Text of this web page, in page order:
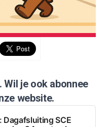
. Wil je ook abonnee
website.
SCE